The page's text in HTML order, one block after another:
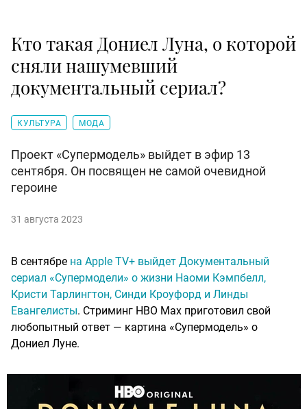
Кто такая Дониел Луна, о которой
сняли нашумевший
документальный сериал?
КУЛЬТУРА МОДА
Проект «Супермодель» выйдет в эфир 13
сентября. Он посвящен не самой очевидной
героине
31 августа 2023
В сентябре на Apple TV+ выйдет Документальный
сериал «Супермодели» о жизни Наоми Кэмпбелл,
Кристи Тарлингтон, Синди Кроуфорд и Линды
Евангелисты. Стриминг HBO Max приготовил свой
любопытный ответ — картина «Супермодель» о
Дониел Луне.